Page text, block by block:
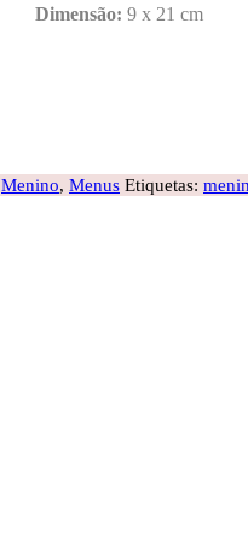
Dimensão: 9 x 21 cm
Menino, Menus Etiquetas: